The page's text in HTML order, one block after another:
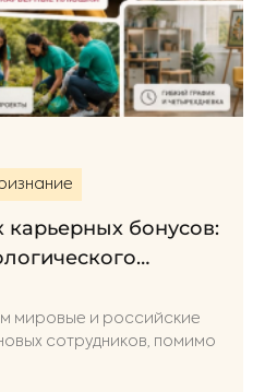
карьерных бонусов:
мировые и российские
сотрудников, помимо